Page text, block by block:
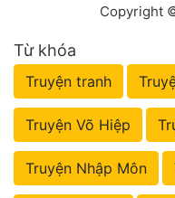
Copyright
Từ khóa
Truyện tranh
Truyện Võ Hiệp
Truyện Nhập Môn